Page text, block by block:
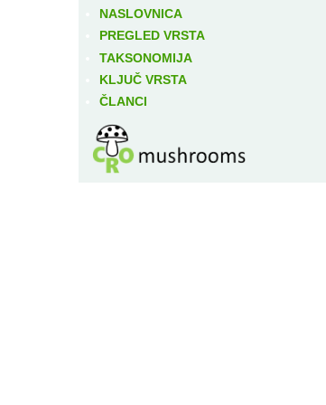
NASLOVNICA
PREGLED VRSTA
TAKSONOMIJA
KLJUČ VRSTA
ČLANCI